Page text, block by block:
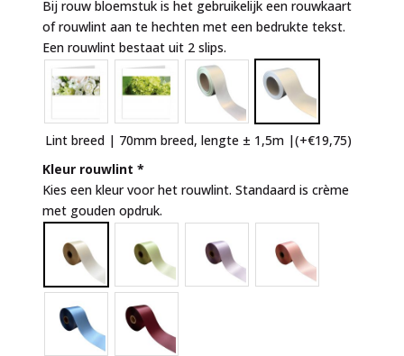
Bij rouw bloemstuk is het gebruikelijk een rouwkaart
of rouwlint aan te hechten met een bedrukte tekst.
Een rouwlint bestaat uit 2 slips.
Lint breed | 70mm breed, lengte ± 1,5m |(+€19,75)
Kleur rouwlint *
Kies een kleur voor het rouwlint. Standaard is crème
met gouden opdruk.